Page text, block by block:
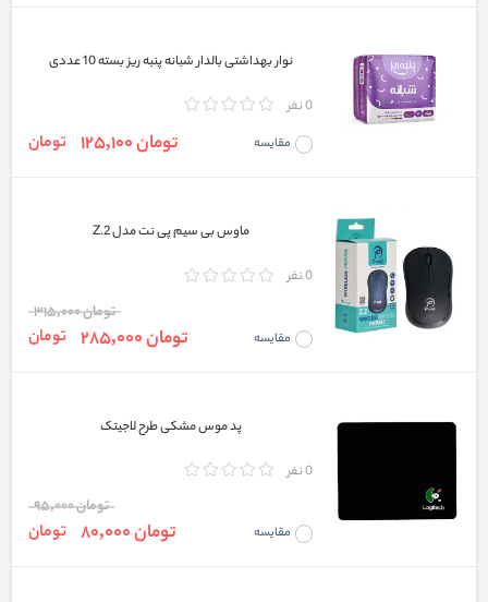
نوار بهداشتی بالدار شبانه پنبه ریز بسته 10 عددی
0 نفر
مقایسه تومان 125,100 تومان
ماوس بی سیم پی نت مدل Z.2
0 نفر
مقایسه
تومان 315,000
تومان 285,000 تومان
پد موس مشکی طرح لاجیتک
0 نفر
مقایسه
تومان 95,000
تومان 80,000 تومان